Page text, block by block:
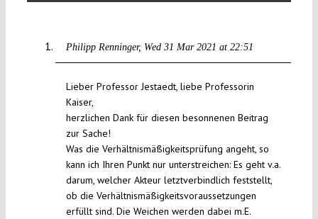
Philipp Renninger Wed 31 Mar 2021 at 22:51
Lieber Professor Jestaedt, liebe Professorin
Kaiser,
herzlichen Dank für diesen besonnenen Beitrag
zur Sache!
Was die Verhältnismäßigkeitsprüfung angeht, so
kann ich Ihren Punkt nur unterstreichen: Es geht v.a.
darum, welcher Akteur letztverbindlich feststellt,
ob die Verhältnismäßigkeitsvoraussetzungen
erfüllt sind. Die Weichen werden dabei m.E.